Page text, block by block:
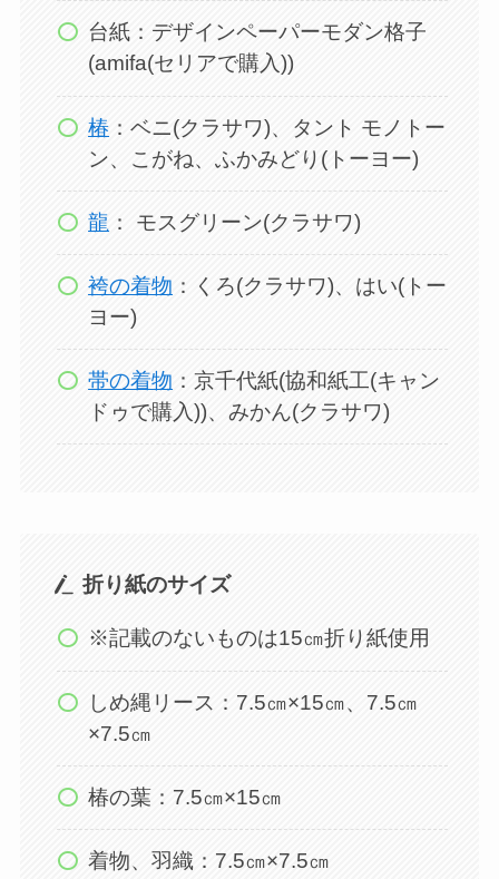
台紙：デザインペーパーモダン格子
(amifa(セリアで購入))
椿 ：ベニ(クラサワ)、タント モノトー
ン、こがね、ふかみどり(トーヨー)
龍 ： モスグリーン(クラサワ)
袴の着物 ：くろ(クラサワ)、はい(トー
ヨー)
帯の着物 ：京千代紙(協和紙工(キャン
ドゥで購入))、みかん(クラサワ)
折り紙のサイズ
※記載のないものは15㎝折り紙使用
しめ縄リース：7.5㎝×15㎝、7.5㎝
×7.5㎝
椿の葉：7.5㎝×15㎝
着物、羽織：7.5㎝×7.5㎝